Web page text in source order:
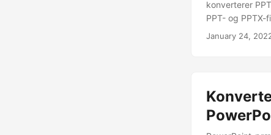
konverterer
PPT- og
oplysninger,
January 24,